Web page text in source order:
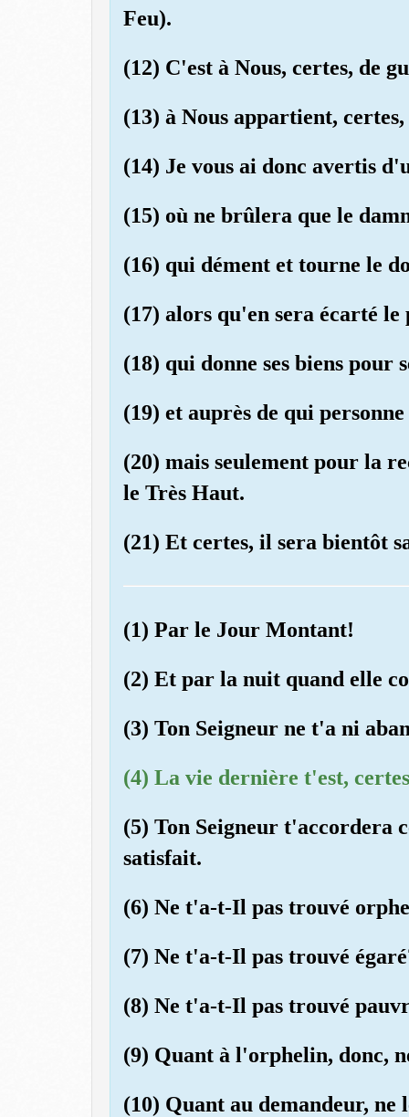
Feu).
(12) C'est à Nous, certes, de
(13) à Nous appartient,
(14) Je vous ai donc avertis
(15) où ne brûlera que le
(16) qui dément et tourne le
(17) alors qu'en sera écarté le
(18) qui donne ses biens pour
(19) et auprès de qui
(20) mais seulement pour la
le Très Haut.
(21) Et certes, il sera bientôt
(1) Par le Jour Montant!
(2) Et par la nuit quand elle
(3) Ton Seigneur ne t'a ni
(4) La vie dernière t'est,
(5) Ton Seigneur t'accordera
satisfait.
(6) Ne t'a-t-Il pas trouvé
(7) Ne t'a-t-Il pas trouvé
(8) Ne t'a-t-Il pas trouvé
(9) Quant à l'orphelin, donc,
(10) Quant au demandeur, ne